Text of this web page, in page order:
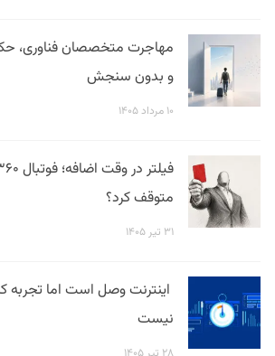
مهاجرت متخصصان فناوری،
و بدون سنجش
۱۰ مرداد ۱۴۰۵
متوقف کرد؟
۳۱ تیر ۱۴۰۵
اینترنت وصل است اما تجربه
نیست